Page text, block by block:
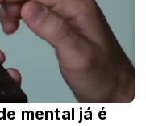
mental já é